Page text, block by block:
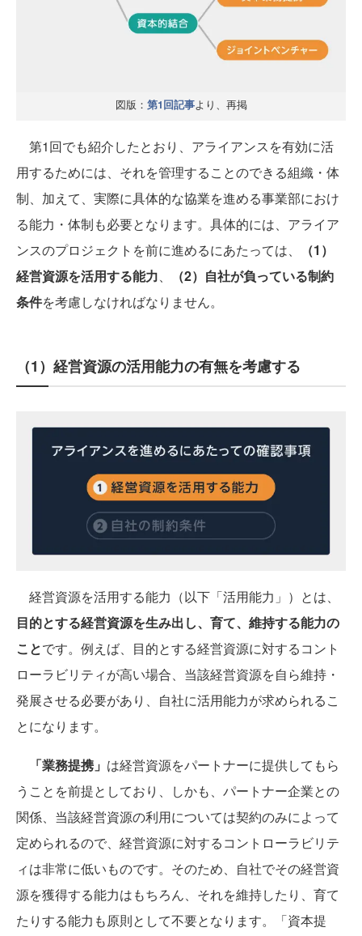
図版： 第1回記事より、再掲
第1回でも紹介したとおり、アライアンスを有効に活
用するためには、それを管理することのできる組織・体
制、加えて、実際に具体的な協業を進める事業部におけ
る能力・体制も必要となります。具体的には、アライア
ンスのプロジェクトを前に進めるにあたっては、
（1）
経営資源を活用する能力、
（2）自社が負っている制約
条件を考慮しなければなりません。
（1）経営資源の活用能力の有無を考慮する
経営資源を活用する能力（以下「活用能力」）とは、
目的とする経営資源を生み出し、育て、維持する能力の
ことです。例えば、目的とする経営資源に対するコント
ローラビリティが高い場合、当該経営資源を自ら維持・
発展させる必要があり、自社に活用能力が求められるこ
とになります。
「業務提携」 は経営資源をパートナーに提供してもら
うことを前提としており、しかも、パートナー企業との
関係、当該経営資源の利用については契約のみによって
定められるので、経営資源に対するコントローラビリテ
ィは非常に低いものです。そのため、自社でその経営資
源を獲得する能力はもちろん、それを維持したり、育て
たりする能力も原則として不要となります。「資本提